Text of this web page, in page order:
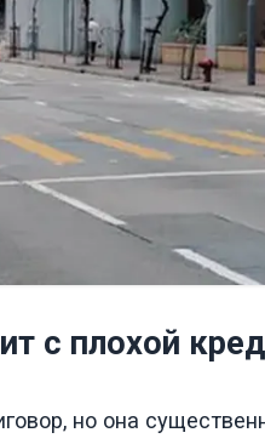
с плохой
но она